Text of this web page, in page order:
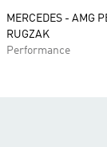
MERCEDES - AMG
RUGZAK
Performance